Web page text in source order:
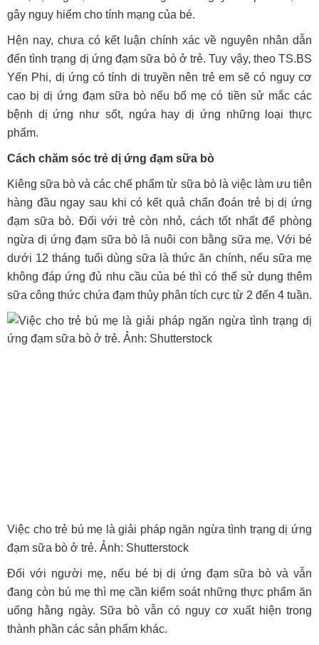
gây nguy hiểm cho tính mạng của bé.
Hện nay, chưa có kết luận chính xác về nguyên nhân dẫn
đến tình trạng dị ứng đạm sữa bò ở trẻ. Tuy vậy, theo TS.BS
Yến Phi, dị ứng có tính di truyền nên trẻ em sẽ có nguy cơ
cao bị dị ứng đạm sữa bò nếu bố mẹ có tiền sử mắc các
bệnh dị ứng như sốt, ngứa hay dị ứng những loại thực
phẩm.
Cách chăm sóc trẻ dị ứng đạm sữa bò
Kiêng sữa bò và các chế phẩm từ sữa bò là việc làm ưu tiên
hàng đầu ngay sau khi có kết quả chẩn đoán trẻ bị dị ứng
đạm sữa bò. Đối với trẻ còn nhỏ, cách tốt nhất để phòng
ngừa dị ứng đạm sữa bò là nuôi con bằng sữa mẹ. Với bé
dưới 12 tháng tuổi dùng sữa là thức ăn chính, nếu sữa mẹ
không đáp ứng đủ nhu cầu của bé thì có thể sử dụng thêm
sữa công thức chứa đạm thủy phân tích cực từ 2 đến 4 tuần.
Việc cho trẻ bú mẹ là giải pháp ngăn ngừa tình trạng dị ứng
đạm sữa bò ở trẻ. Ảnh: Shutterstock
Đối với người mẹ, nếu bé bị dị ứng đạm sữa bò và vẫn
đang còn bú mẹ thì mẹ cần kiểm soát những thực phẩm ăn
uống hằng ngày. Sữa bò vẫn có nguy cơ xuất hiện trong
thành phần các sản phẩm khác.